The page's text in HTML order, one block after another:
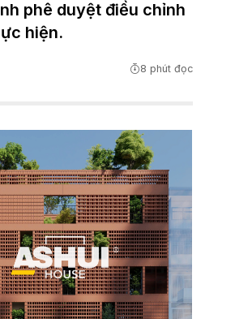
phê duyệt điều chỉnh
hiện.
8 phút đọc